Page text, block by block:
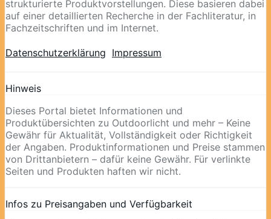
strukturierte Produktvorstellungen. Diese basieren dabei
auf einer detaillierten Recherche in der Fachliteratur, in
Fachzeitschriften und im Internet.
Datenschutzerklärung Impressum
Hinweis
Dieses Portal bietet Informationen und
Produktübersichten zu Outdoorlicht und mehr – Keine
Gewähr für Aktualität, Vollständigkeit oder Richtigkeit
der Angaben. Produktinformationen und Preise stammen
von Drittanbietern – dafür keine Gewähr. Für verlinkte
Seiten und Produkten haften wir nicht.
Infos zu Preisangaben und Verfügbarkeit